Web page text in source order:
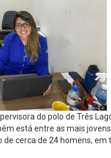
do polo de Três
está entre as mais
de cerca de 24 homens, em